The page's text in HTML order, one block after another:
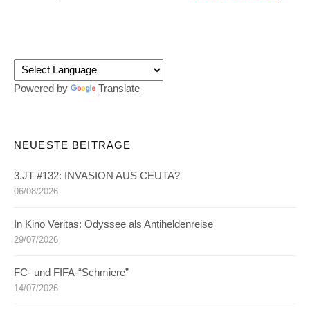
Powered by Translate
NEUESTE BEITRÄGE
3.JT #132: INVASION AUS CEUTA?
06/08/2026
In Kino Veritas: Odyssee als Antiheldenreise
29/07/2026
FC- und FIFA-“Schmiere”
14/07/2026